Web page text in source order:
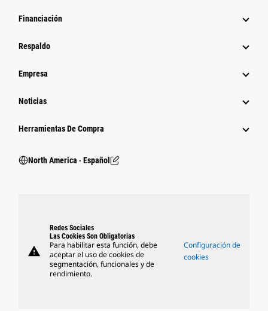
Financiación
Respaldo
Empresa
Noticias
Herramientas De Compra
North America ‧ Español
warning
Redes Sociales
Las Cookies Son Obligatorias
Para habilitar esta función, debe
aceptar el uso de cookies de
segmentación, funcionales y de
rendimiento.
Configuración de
cookies